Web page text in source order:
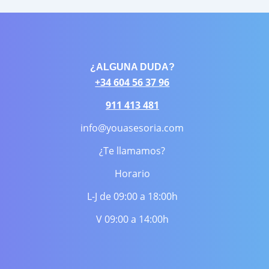
¿ALGUNA DUDA?
+34 604 56 37 96
911 413 481
info@youasesoria.com
¿Te llamamos?
Horario
L-J de 09:00 a 18:00h
V 09:00 a 14:00h